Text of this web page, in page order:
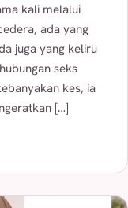
kali melalui
ada yang
juga yang keliru
seks
kes, ia
[…]